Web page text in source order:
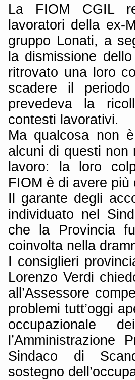
La FIOM CGIL
lavoratori della ex-
gruppo Lonati, a
la dismissione
ritrovato una loro
scadere il
prevedeva la
contesti lavorativi.
Ma qualcosa non
alcuni di questi non
lavoro: la loro
FIOM è di avere più
Il garante degli
individuato nel
che la Provincia
coinvolta nella
I consiglieri
Lorenzo Verdi
all’Assessore
problemi tutt’oggi
occupazionale
l’Amministrazione
Sindaco di
sostegno